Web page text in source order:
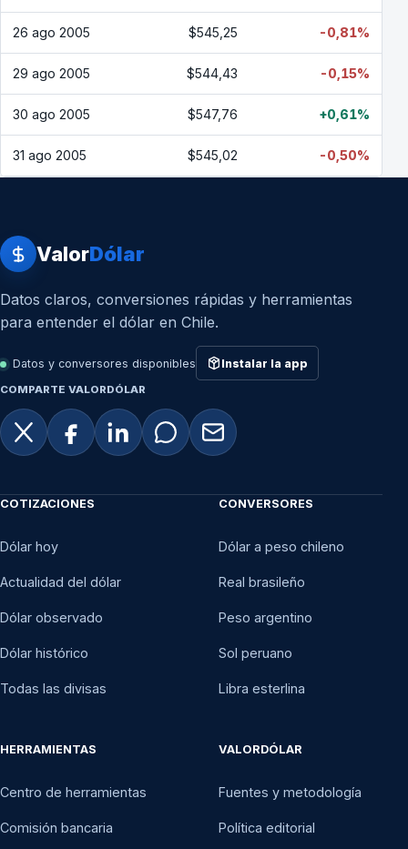
26 ago 2005 $545,25 -0,81%
29 ago 2005 $544,43 -0,15%
30 ago 2005 $547,76 +0,61%
31 ago 2005 $545,02 -0,50%
ValorDólar
Datos claros, conversiones rápidas y herramientas
para entender el dólar en Chile.
Datos y conversores disponibles Instalar la app
COMPARTE VALORDÓLAR
COTIZACIONES
Dólar hoy
Actualidad del dólar
Dólar observado
Dólar histórico
Todas las divisas
CONVERSORES
Dólar a peso chileno
Real brasileño
Peso argentino
Sol peruano
Libra esterlina
HERRAMIENTAS
Centro de herramientas
Comisión bancaria
VALORDÓLAR
Fuentes y metodología
Política editorial